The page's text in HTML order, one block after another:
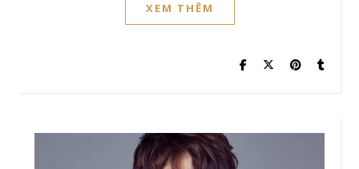
XEM THÊM